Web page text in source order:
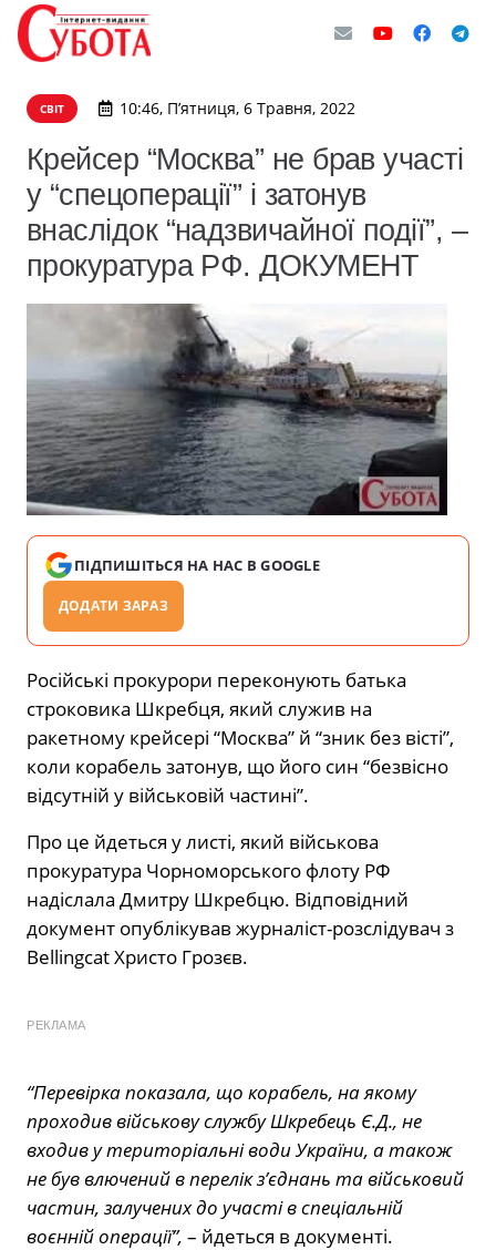
СВІТ 10:46, П’ятниця, 6 Травня, 2022
Крейсер “Москва” не брав участі
у “спецоперації” і затонув
внаслідок “надзвичайної події”, –
прокуратура РФ. ДОКУМЕНТ
ПІДПИШІТЬСЯ НА НАС В GOOGLE
ДОДАТИ ЗАРАЗ
Російські прокурори переконують батька
строковика Шкребця, який служив на
ракетному крейсері “Москва” й “зник без вісті”,
коли корабель затонув, що його син “безвісно
відсутній у військовій частині”.
Про це йдеться у листі, який військова
прокуратура Чорноморського флоту РФ
надіслала Дмитру Шкребцю. Відповідний
документ опублікував журналіст-розслідувач з
Bellingcat Христо Грозєв.
РЕКЛАМА
“Перевірка показала, що корабель, на якому
проходив військову службу Шкребець Є.Д., не
входив у територіальні води України, а також
не був влючений в перелік з’єднань та військовий
частин, залучених до участі в спеціальній
воєнній операції”, – йдеться в документі.